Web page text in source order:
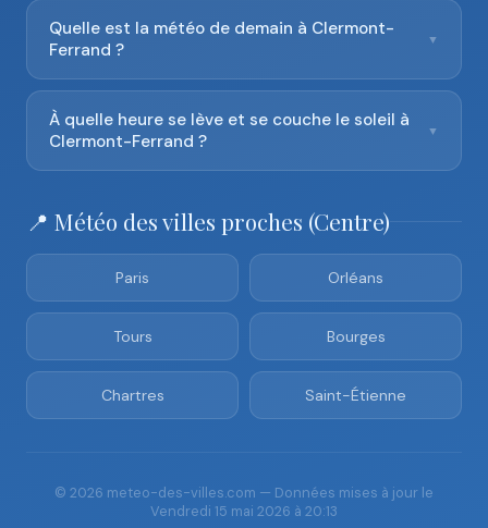
Quelle est la météo de demain à Clermont-
Ferrand ?
▼
À quelle heure se lève et se couche le soleil à
Clermont-Ferrand ?
▼
📍 Météo des villes proches (Centre)
Paris Orléans
Tours Bourges
Chartres Saint-Étienne
© 2026 meteo-des-villes.com — Données mises à jour le
Vendredi 15 mai 2026 à 20:13